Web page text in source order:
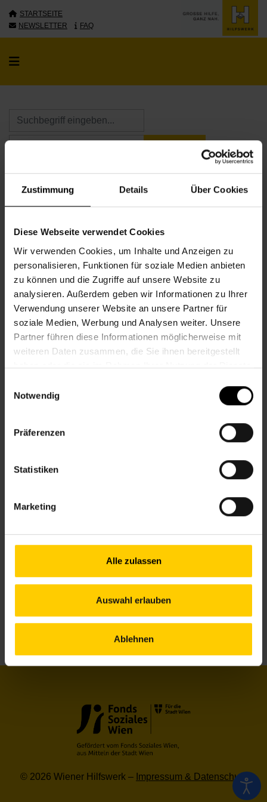
Zustimmung Details Über Cookies
Diese Webseite verwendet Cookies
Wir verwenden Cookies, um Inhalte und Anzeigen zu
personalisieren, Funktionen für soziale Medien anbieten
zu können und die Zugriffe auf unsere Website zu
analysieren. Außerdem geben wir Informationen zu Ihrer
Verwendung unserer Website an unsere Partner für
soziale Medien, Werbung und Analysen weiter. Unsere
Partner führen diese Informationen möglicherweise mit
weiteren Daten zusammen, die Sie ihnen bereitgestellt
haben oder die sie im Rahmen Ihrer Nutzung der Dienste
Notwendig
Präferenzen
Statistiken
Marketing
Alle zulassen
Auswahl erlauben
Ablehnen
STARTSEITE
NEWSLETTER
FAQ
KALENDER
SUCHERGEBNISSE
REPARATUR-CAFÉ
Geselliges
Nachbarschaftszentrum 07
Nachbarschaftszentrum 07
© 2026 Wiener Hilfswerk – Impressum & Datenschutz